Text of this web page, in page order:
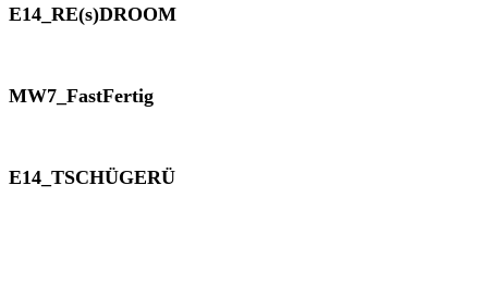
E14_RE(s)DROOM
MW7_FastFertig
E14_TSCHÜGERÜ